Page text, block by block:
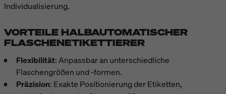
Individualisierung.
VORTEILE HALBAUTOMATISCHER
FLASCHENETIKETTIERER
Flexibilität: Anpassbar an unterschiedliche
Flaschengrößen und -formen.
Präzision: Exakte Positionierung der Etiketten,